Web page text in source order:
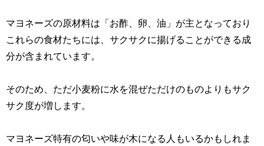
マヨネーズの原材料は「お酢、卵、油」が主となっており
これらの食材たちには、サクサクに揚げることができる成
分が含まれています。
そのため、ただ小麦粉に水を混ぜただけのものよりもサク
サク度が増します。
マヨネーズ特有の匂いや味が木になる人もいるかもしれま